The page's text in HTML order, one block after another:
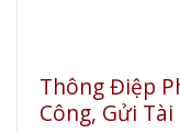
Thông Điệp
Công, Gửi